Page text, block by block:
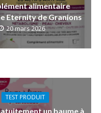
alimentaire
Eternity de Granions
20 mars 2026
TEST PRODUIT
un baume à